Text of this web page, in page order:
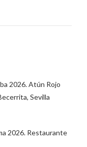
2026. Atún Rojo
Sevilla
2026. Restaurante